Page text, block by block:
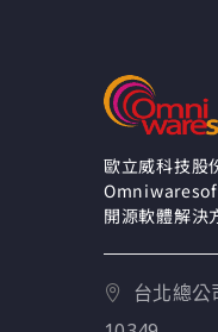
歐立威科技股
開源軟體解決
台北總公